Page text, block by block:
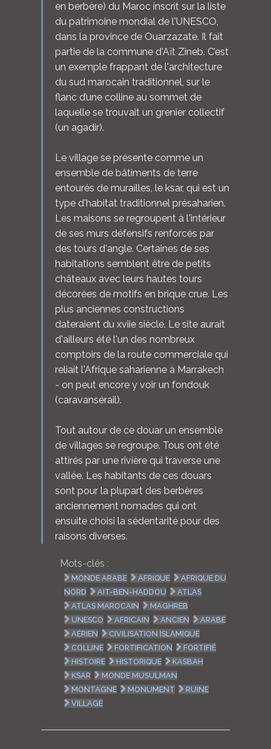
en berbère) du Maroc inscrit sur la liste
du patrimoine mondial de l'UNESCO,
dans la province de Ouarzazate. Il fait
partie de la commune d'Aït Zineb. C’est
un exemple frappant de l'architecture
du sud marocain traditionnel, sur le
flanc d’une colline au sommet de
laquelle se trouvait un grenier collectif
(un agadir).
Le village se présente comme un
ensemble de bâtiments de terre
entourés de murailles, le ksar, qui est un
type d'habitat traditionnel présaharien.
Les maisons se regroupent à l'intérieur
de ses murs défensifs renforcés par
des tours d'angle. Certaines de ses
habitations semblent être de petits
châteaux avec leurs hautes tours
décorées de motifs en brique crue. Les
plus anciennes constructions
dateraient du xviie siècle. Le site aurait
d'ailleurs été l'un des nombreux
comptoirs de la route commerciale qui
reliait l'Afrique saharienne à Marrakech
- on peut encore y voir un fondouk
(caravansérail).
Tout autour de ce douar un ensemble
de villages se regroupe. Tous ont été
attirés par une rivière qui traverse une
vallée. Les habitants de ces douars
sont pour la plupart des berbères
anciennement nomades qui ont
ensuite choisi la sédentarité pour des
raisons diverses.
Mots-clés :
MONDE ARABE AFRIQUE
AFRIQUE DU
NORD
AIT-BEN-HADDOU
ATLAS
ATLAS MAROCAIN
MAGHREB
UNESCO
AFRICAIN ANCIEN
ARABE
AÉRIEN
CIVILISATION ISLAMIQUE
COLLINE
FORTIFICATION
FORTIFIÉ
HISTOIRE
HISTORIQUE
KASBAH
KSAR
MONDE MUSULMAN
MONTAGNE
MONUMENT
RUINE
VILLAGE